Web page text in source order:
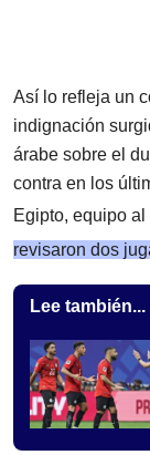
Así lo refleja un
indignación
árabe sobre el
contra en los
Egipto, equipo al
revisaron dos
Lee también...